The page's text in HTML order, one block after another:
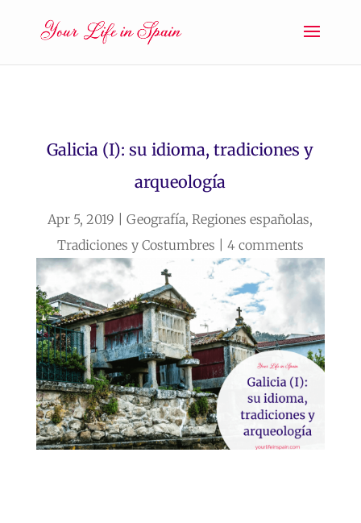
Galicia (I): su idioma, tradiciones y
arqueología
Apr 5, 2019 |Geografía,Regiones españolas,
Tradiciones y Costumbres
4 comments